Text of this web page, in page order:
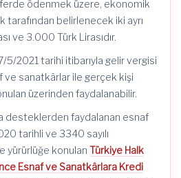
ödenmek üzere, ekonomik
tarafından belirlenecek iki ayrı
ve 3.000 Türk Lirasıdır.
5/2021 tarihi itibarıyla gelir vergisi
sanatkârlar ile gerçek kişi
üzerinden faydalanabilir.
desteklerden faydalanan esnaf
tarihli ve 3340 sayılı
yürürlüğe konulan Türkiye Halk
Esnaf ve Sanatkârlara Kredi